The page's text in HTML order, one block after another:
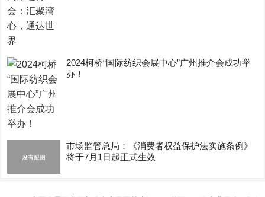
2024柯桥“国际纺织会展中心”广州推介会成功举
办！
市场监管总局：《消费者权益保护法实施条例》
将于7月1日起正式生效